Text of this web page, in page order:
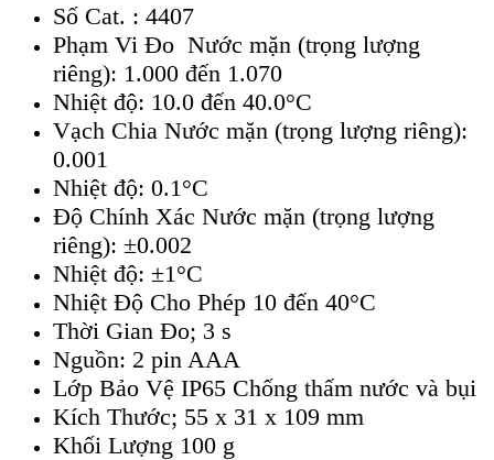
Số Cat. : 4407
Phạm Vi Đo Nước mặn (trọng lượng
riêng): 1.000 đến 1.070
Nhiệt độ: 10.0 đến 40.0°C
Vạch Chia Nước mặn (trọng lượng riêng):
0.001
Nhiệt độ: 0.1°C
Độ Chính Xác Nước mặn (trọng lượng
riêng): ±0.002
Nhiệt độ: ±1°C
Nhiệt Độ Cho Phép 10 đến 40°C
Thời Gian Đo; 3 s
Nguồn: 2 pin AAA
Lớp Bảo Vệ IP65 Chống thấm nước và bụi
Kích Thước; 55 x 31 x 109 mm
Khối Lượng 100 g